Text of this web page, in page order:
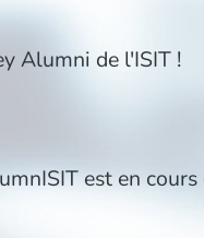
Alumni de l'ISIT !
est en